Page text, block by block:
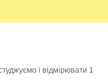
і відмірювати 1